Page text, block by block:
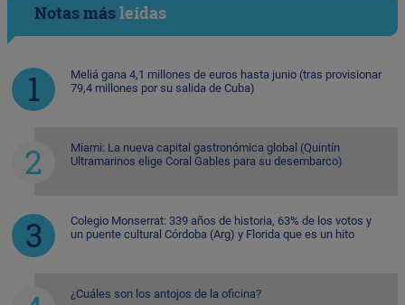
Notas másleídas
Meliá gana 4,1 millones de euros hasta junio (tras provisionar
79,4 millones por su salida de Cuba)
Miami: La nueva capital gastronómica global (Quintín
Ultramarinos elige Coral Gables para su desembarco)
Colegio Monserrat: 339 años de historia, 63% de los votos y
un puente cultural Córdoba (Arg) y Florida que es un hito
¿Cuáles son los antojos de la oficina?